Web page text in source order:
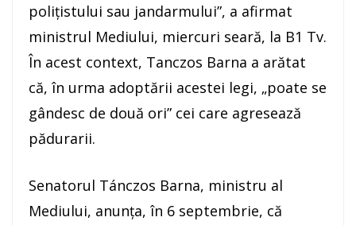
poliţistului sau jandarmului”, a afirmat
ministrul Mediului, miercuri seară, la B1 Tv.
În acest context, Tanczos Barna a arătat
că, în urma adoptării acestei legi, „poate se
gândesc de două ori” cei care agresează
pădurarii.
Senatorul Tánczos Barna, ministru al
Mediului, anunţa, în 6 septembrie, că